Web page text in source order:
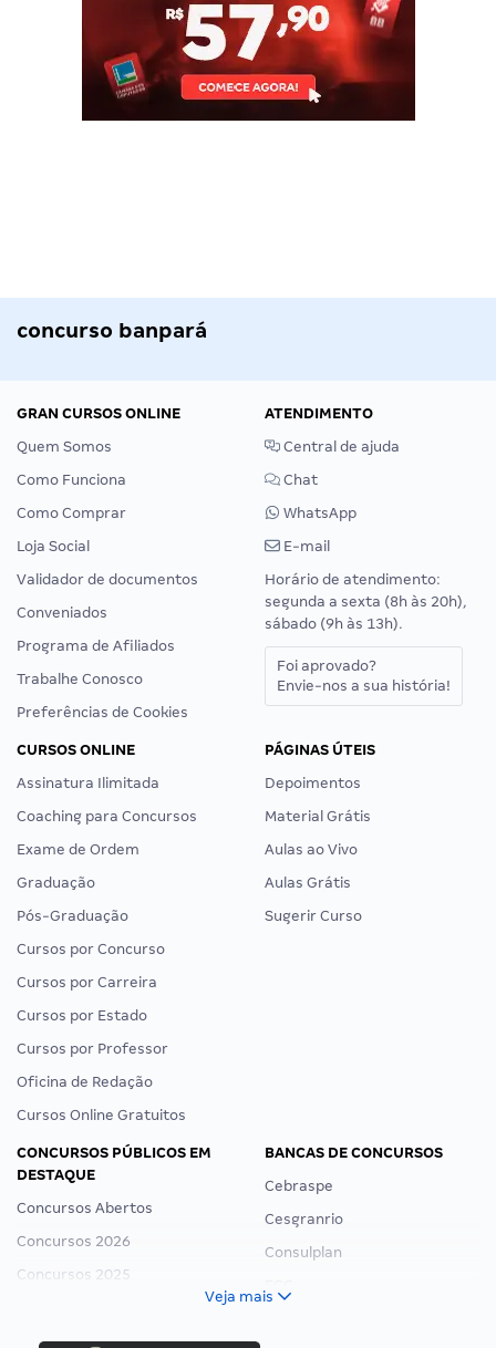
concurso banpará
GRAN CURSOS ONLINE
Quem Somos
Como Funciona
Como Comprar
Loja Social
Validador de documentos
Conveniados
Programa de Afiliados
Trabalhe Conosco
Preferências de Cookies
ATENDIMENTO
Central de ajuda
Chat
WhatsApp
E-mail
Horário de atendimento:
segunda a sexta (8h às 20h),
sábado (9h às 13h).
Foi aprovado?
Envie-nos a sua história!
CURSOS ONLINE
Assinatura Ilimitada
Coaching para Concursos
Exame de Ordem
Graduação
Pós-Graduação
Cursos por Concurso
Cursos por Carreira
Cursos por Estado
Cursos por Professor
Oficina de Redação
Cursos Online Gratuitos
PÁGINAS ÚTEIS
Depoimentos
Material Grátis
Aulas ao Vivo
Aulas Grátis
Sugerir Curso
CONCURSOS PÚBLICOS EM
DESTAQUE
Concursos Abertos
Concursos 2026
Concursos 2025
Concurso Ibama
BANCAS DE CONCURSOS
Cebraspe
Cesgranrio
Consulplan
Veja mais